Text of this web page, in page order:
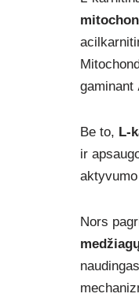
gaminant
Be to, L-
ir
Nors